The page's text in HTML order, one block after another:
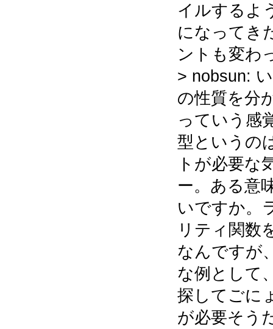
イルするよ
になってき
ントも変わ
> nobsun:
の性質を分
っていう感
型というの
トが必要な
ー。ある意
いですか。
リティ関数
なんですが
な例として
探してごに
が必要そう